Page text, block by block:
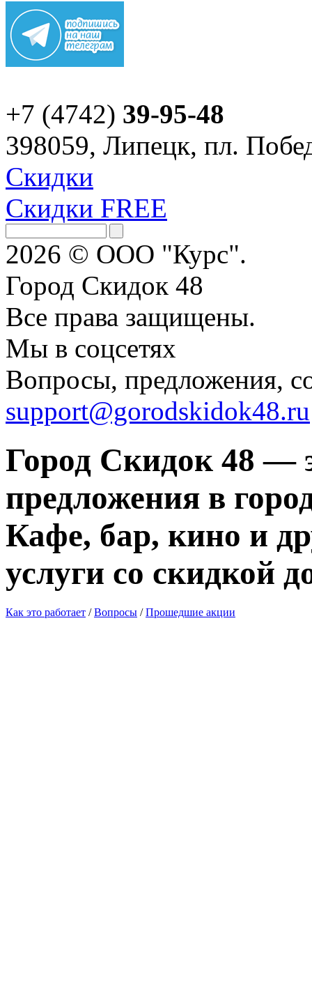
+7 (4742) 39-95-48
398059, Липецк, пл.
Скидки
Скидки FREE
2026 © ООО "Курс".
Город Скидок 48
Все права защищены.
Мы в соцсетях
Вопросы, предложения,
support@gorodskidok48.ru
Город Скидок 48 —
предложения в
Кафе, бар, кино и
услуги со скидкой
Как это работает / Вопросы / Прошедшие акции